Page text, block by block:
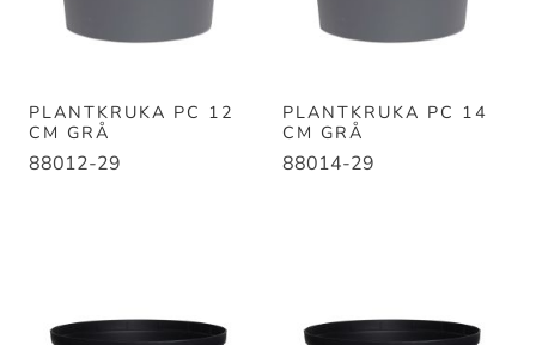
PLANTKRUKA PC 12
CM GRÅ
88012-29
PLANTKRUKA PC 14
CM GRÅ
88014-29